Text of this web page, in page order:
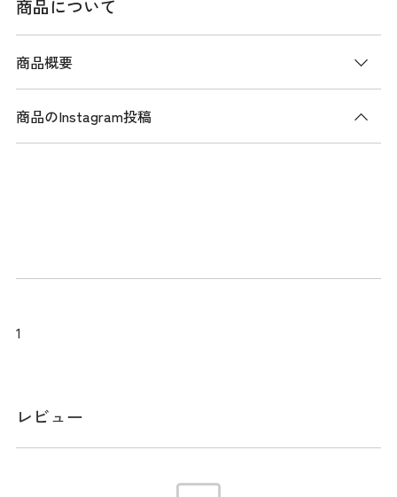
商品について
商品概要
商品説明
窮屈さを感じさせず、首回りを暖かくサポートします。袖口
らしいデザインを強調しています。デザイン性と機能性を兼
サイズ
【S】身丈:60.0 / 身幅:47.0 / 裾幅:36.0 / 裄丈:76.5 【M】身
商品のInstagram投稿
1
レビュー